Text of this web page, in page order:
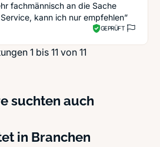
fachmännisch an die Sache
kann ich nur empfehlen”
GEPRÜFT
1 bis 11 von 11
suchten auch
in Branchen